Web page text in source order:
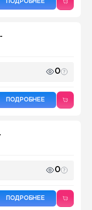
ПОДРОБНЕЕ
0
ПОДРОБНЕЕ
0
ПОДРОБНЕЕ